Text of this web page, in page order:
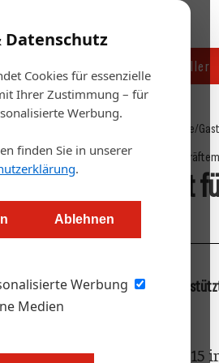
Datenschutz
Cookies für essenzielle
Ihrer Zustimmung – für
Werbung.
finden Sie in unserer
.
Ablehnen
Werbung
Medien
Handel & Hersteller
Startseite/
Neuer Standort
in der Ungargasse in Wien
auf
magdas Hotel eröffnete 2015